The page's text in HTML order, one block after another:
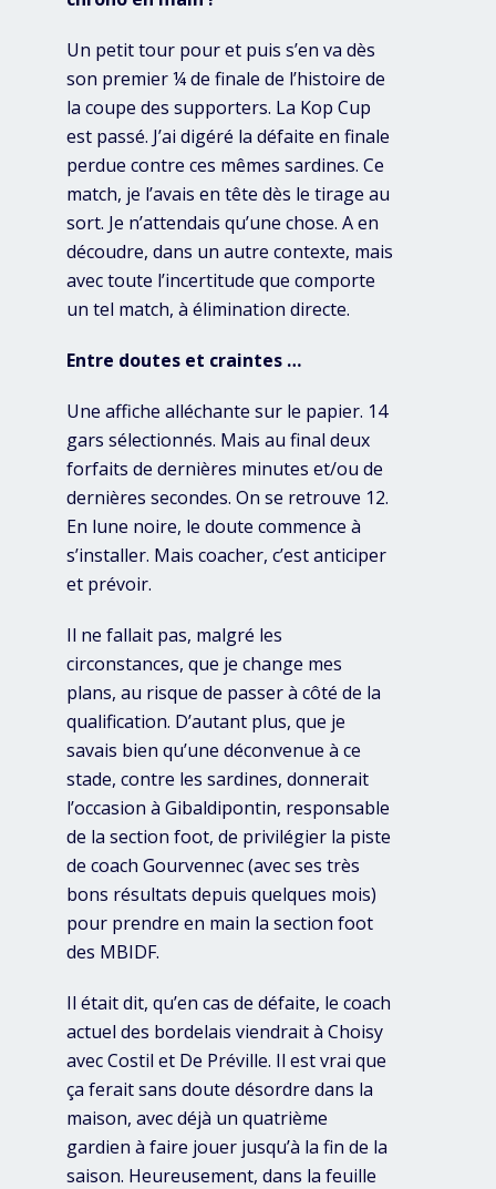
Un petit tour pour et puis s’en va dès
son premier ¼ de finale de l’histoire de
la coupe des supporters. La Kop Cup
est passé. J’ai digéré la défaite en finale
perdue contre ces mêmes sardines. Ce
match, je l’avais en tête dès le tirage au
sort. Je n’attendais qu’une chose. A en
découdre, dans un autre contexte, mais
avec toute l’incertitude que comporte
un tel match, à élimination directe.
Entre doutes et craintes …
Une affiche alléchante sur le papier. 14
gars sélectionnés. Mais au final deux
forfaits de dernières minutes et/ou de
dernières secondes. On se retrouve 12.
En lune noire, le doute commence à
s’installer. Mais coacher, c’est anticiper
et prévoir.
Il ne fallait pas, malgré les
circonstances, que je change mes
plans, au risque de passer à côté de la
qualification. D’autant plus, que je
savais bien qu’une déconvenue à ce
stade, contre les sardines, donnerait
l’occasion à Gibaldipontin, responsable
de la section foot, de privilégier la piste
de coach Gourvennec (avec ses très
bons résultats depuis quelques mois)
pour prendre en main la section foot
des MBIDF.
Il était dit, qu’en cas de défaite, le coach
actuel des bordelais viendrait à Choisy
avec Costil et De Préville. Il est vrai que
ça ferait sans doute désordre dans la
maison, avec déjà un quatrième
gardien à faire jouer jusqu’à la fin de la
saison. Heureusement, dans la feuille